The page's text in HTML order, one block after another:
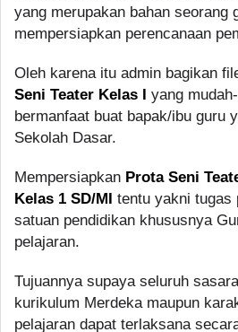
yang merupakan bahan seorang
mempersiapkan perencanaan
Oleh karena itu admin bagikan
Seni Teater Kelas I yang
bermanfaat buat bapak/ibu guru
Sekolah Dasar.
Mempersiapkan Prota Seni
Kelas 1 SD/MI tentu yakni tugas
satuan pendidikan khususnya
pelajaran.
Tujuannya supaya seluruh
kurikulum Merdeka maupun
pelajaran dapat terlaksana